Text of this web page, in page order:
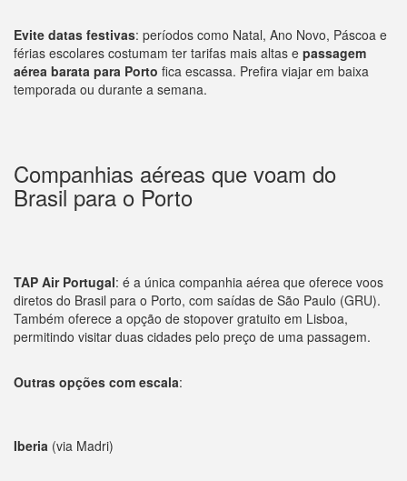
Evite datas festivas: períodos como Natal, Ano Novo, Páscoa e
férias escolares costumam ter tarifas mais altas e passagem
aérea barata para Porto fica escassa. Prefira viajar em baixa
temporada ou durante a semana.
Companhias aéreas que voam do
Brasil para o Porto
TAP Air Portugal: é a única companhia aérea que oferece voos
diretos do Brasil para o Porto, com saídas de São Paulo (GRU).
Também oferece a opção de stopover gratuito em Lisboa,
permitindo visitar duas cidades pelo preço de uma passagem.
Outras opções com escala:
Iberia (via Madri)